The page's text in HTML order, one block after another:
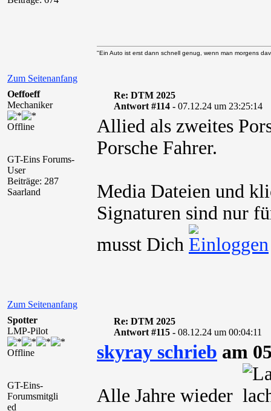
Zum Seitenanfang
"Ein Auto ist erst dann schnell genug, wenn man morgens
Oeffoeff
Mechaniker
Offline
GT-Eins Forums-
User
Beiträge: 287
Saarland
Re: DTM 2025
Antwort #114 - 07.12.24 um 23:25:14
Allied als zweites
Porsche Fahrer.
Media Dateien und
Signaturen sind nur
musst Dich
Zum Seitenanfang
Spotter
LMP-Pilot
Offline
GT-Eins-
Forumsmitgli
ed
Re: DTM 2025
Antwort #115 - 08.12.24 um 00:04:11
skyray schrieb am
Alle Jahre wieder